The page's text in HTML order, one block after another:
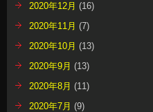
2020年12月 (16)
2020年11月 (7)
2020年10月 (13)
2020年9月 (13)
2020年8月 (11)
2020年7月 (9)